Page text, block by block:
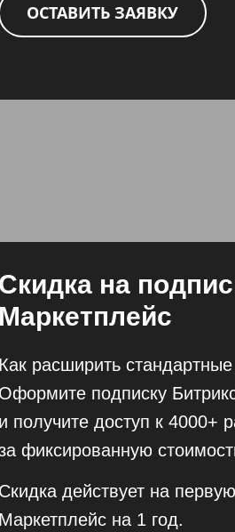
ОСТАВИТЬ ЗАЯВКУ
Скидка на
Маркетплейс
Как расширить
Оформите подписку
и получите доступ к 4000+
фиксированную
Скидка действует на
Маркетплейс на 1 год.